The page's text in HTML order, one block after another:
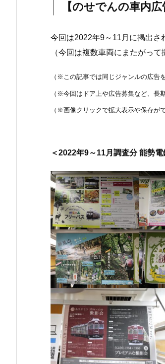
【のせでんの車内広
今回は2022年9～11月に掲出さ
（今回は複数車両にまたがって
（※この記事では同じジャンルの広告
（※今回はドア上や広告募集など、長
（※画像クリックで拡大表示や保存が
＜2022年9～11月調査分 能勢電